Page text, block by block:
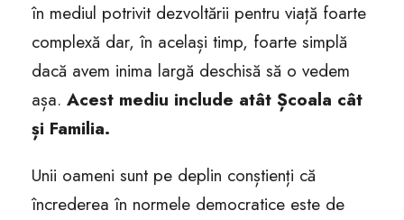
în mediul potrivit dezvoltării pentru viață foarte
complexă dar, în același timp, foarte simplă
dacă avem inima largă deschisă să o vedem
așa. Acest mediu include atât Școala cât
și Familia.
Unii oameni sunt pe deplin conștienți că
încrederea în normele democratice este de